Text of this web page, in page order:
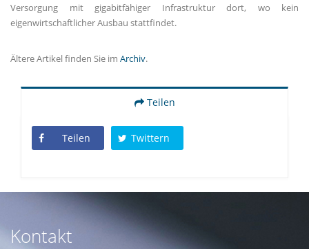
Versorgung mit gigabitfähiger Infrastruktur dort, wo kein
eigenwirtschaftlicher Ausbau stattfindet.
Ältere Artikel finden Sie im Archiv.
Teilen
Teilen Twittern
Kontakt